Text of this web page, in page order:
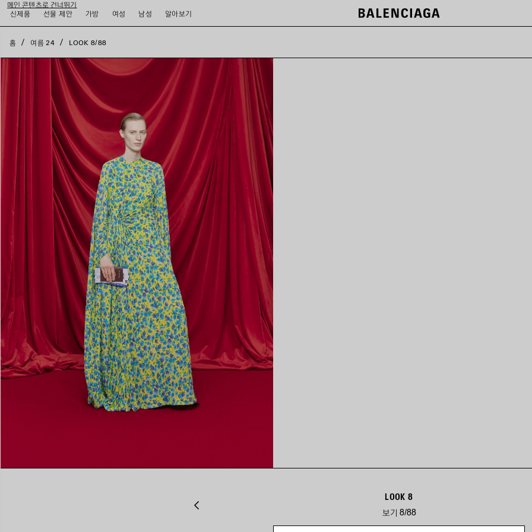
메인 콘텐츠로 건너뛰기
신제품
선물 제안 가방 여성 남성 알아보기
홈 여름 24 LOOK 8/88
LOOK 8
보기 8/88
close the banner